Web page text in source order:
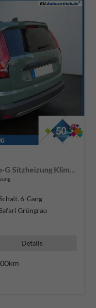
6-Gang
Grüngrau
Details